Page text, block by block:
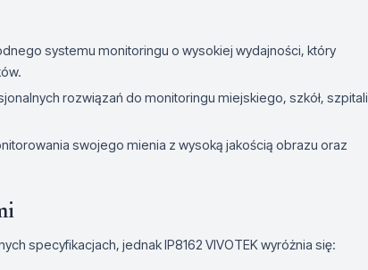
systemu monitoringu o wysokiej wydajności, który
rozwiązań do monitoringu miejskiego, szkół, szpitali
swojego mienia z wysoką jakością obrazu oraz
specyfikacjach, jednak IP8162 VIVOTEK wyróżnia się: